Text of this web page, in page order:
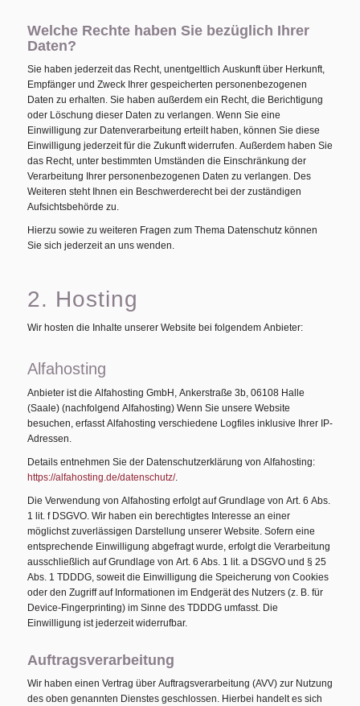
Welche Rechte haben Sie bezüglich Ihrer
Daten?
Sie haben jederzeit das Recht, unentgeltlich Auskunft über Herkunft,
Empfänger und Zweck Ihrer gespeicherten personenbezogenen
Daten zu erhalten. Sie haben außerdem ein Recht, die Berichtigung
oder Löschung dieser Daten zu verlangen. Wenn Sie eine
Einwilligung zur Datenverarbeitung erteilt haben, können Sie diese
Einwilligung jederzeit für die Zukunft widerrufen. Außerdem haben Sie
das Recht, unter bestimmten Umständen die Einschränkung der
Verarbeitung Ihrer personenbezogenen Daten zu verlangen. Des
Weiteren steht Ihnen ein Beschwerderecht bei der zuständigen
Aufsichtsbehörde zu.
Hierzu sowie zu weiteren Fragen zum Thema Datenschutz können
Sie sich jederzeit an uns wenden.
2. Hosting
Wir hosten die Inhalte unserer Website bei folgendem Anbieter:
Alfahosting
Anbieter ist die Alfahosting GmbH, Ankerstraße 3b, 06108 Halle
(Saale) (nachfolgend Alfahosting) Wenn Sie unsere Website
besuchen, erfasst Alfahosting verschiedene Logfiles inklusive Ihrer IP-
Adressen.
Details entnehmen Sie der Datenschutzerklärung von Alfahosting:
https://alfahosting.de/datenschutz/.
Die Verwendung von Alfahosting erfolgt auf Grundlage von Art. 6 Abs.
1 lit. f DSGVO. Wir haben ein berechtigtes Interesse an einer
möglichst zuverlässigen Darstellung unserer Website. Sofern eine
entsprechende Einwilligung abgefragt wurde, erfolgt die Verarbeitung
ausschließlich auf Grundlage von Art. 6 Abs. 1 lit. a DSGVO und § 25
Abs. 1 TDDDG, soweit die Einwilligung die Speicherung von Cookies
oder den Zugriff auf Informationen im Endgerät des Nutzers (z. B. für
Device-Fingerprinting) im Sinne des TDDDG umfasst. Die
Einwilligung ist jederzeit widerrufbar.
Auftragsverarbeitung
Wir haben einen Vertrag über Auftragsverarbeitung (AVV) zur Nutzung
des oben genannten Dienstes geschlossen. Hierbei handelt es sich